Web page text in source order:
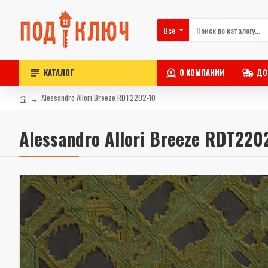
Все
КАТАЛОГ О КОМПАНИИ
Alessandro Allori Breeze RDT2202-10
Alessandro Allori Breeze